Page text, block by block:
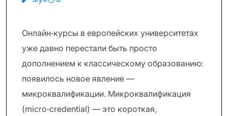
Онлайн‑курсы в европейских университетах
уже давно перестали быть просто
дополнением к классическому образованию:
появилось новое явление —
микроквалификации. Микроквалификация
(micro‑credential) — это короткая,